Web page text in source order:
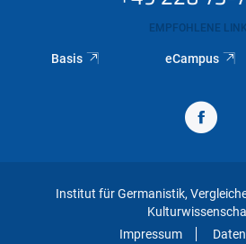
EMPFOHLENE
Basis eCampus
Institut für Germanistik,
Impressum